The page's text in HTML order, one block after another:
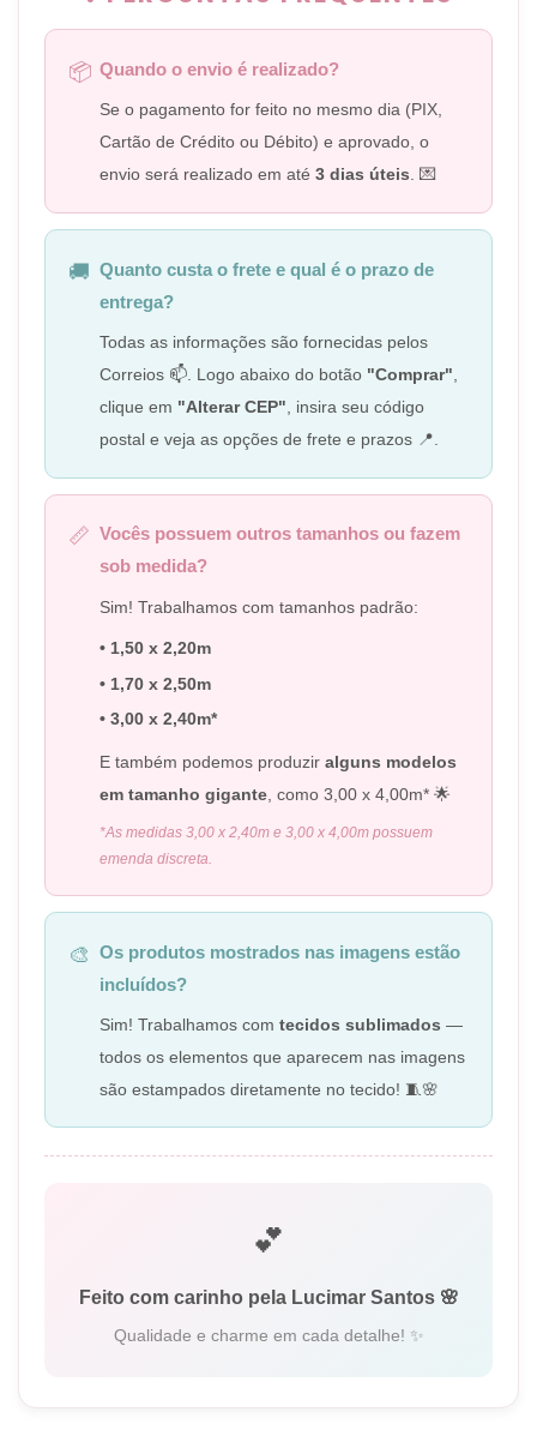
📦 Quando o envio é realizado?
Se o pagamento for feito no mesmo dia (PIX,
Cartão de Crédito ou Débito) e aprovado, o
envio será realizado em até 3 dias úteis. 💌
🚚 Quanto custa o frete e qual é o prazo de
entrega?
Todas as informações são fornecidas pelos
Correios 📫. Logo abaixo do botão "Comprar"
clique em "Alterar CEP" , insira seu código
postal e veja as opções de frete e prazos 📍.
📏 Vocês possuem outros tamanhos ou fazem
sob medida?
Sim! Trabalhamos com tamanhos padrão:
• 1,50 x 2,20m
• 1,70 x 2,50m
• 3,00 x 2,40m*
E também podemos produzir alguns modelos
em tamanho gigante, como 3,00 x 4,00m* 🌟
*As medidas 3,00 x 2,40m e 3,00 x 4,00m possuem
emenda discreta.
🎨 Os produtos mostrados nas imagens estão
incluídos?
Sim! Trabalhamos com tecidos sublimados —
todos os elementos que aparecem nas imagens
são estampados diretamente no tecido! 🧵🌸
💕
Feito com carinho pela Lucimar Santos 🌸
Qualidade e charme em cada detalhe! ✨